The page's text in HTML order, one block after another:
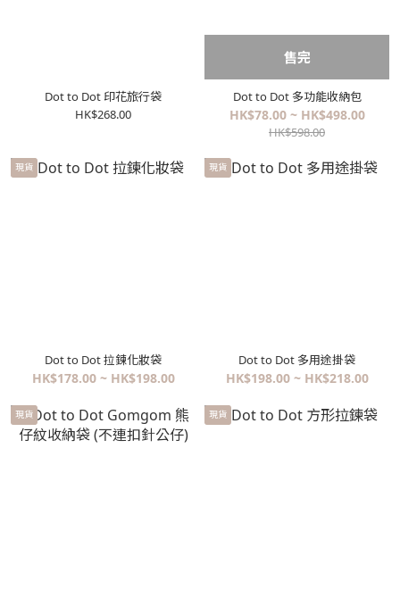
Dot to Dot 印花旅行袋
HK$268.00
售完
Dot to Dot 多功能收納包
HK$78.00 ~ HK$498.00
HK$598.00
現貨
Dot to Dot 拉鍊化妝袋
HK$178.00 ~ HK$198.00
現貨
Dot to Dot 多用途掛袋
HK$198.00 ~ HK$218.00
現貨 現貨